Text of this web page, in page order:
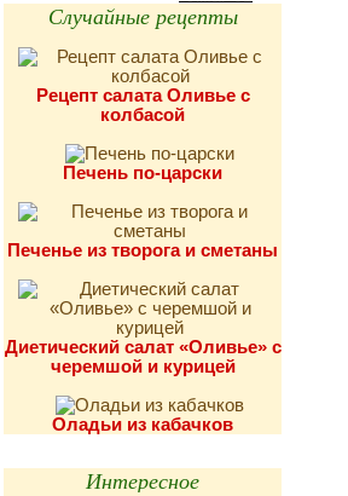
Случайные рецепты
Рецепт салата Оливье с
колбасой
Печень по-царски
Печенье из творога и сметаны
Диетический салат «Оливье» с
черемшой и курицей
Оладьи из кабачков
Интересное